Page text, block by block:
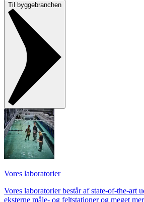
Til byggebranchen
Vores laboratorier
Vores laboratorier består af state-of-the-art
eksterne måle- og feltstationer og meget